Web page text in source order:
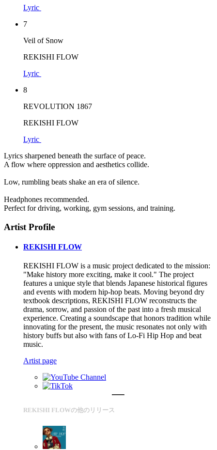
Lyric
7
Veil of Snow
REKISHI FLOW
Lyric
8
REVOLUTION 1867
REKISHI FLOW
Lyric
Lyrics sharpened beneath the surface of peace.
A flow where oppression and aesthetics collide.
Low, rumbling beats shake an era of silence.
Headphones recommended.
Perfect for driving, working, gym sessions, and training.
Artist Profile
REKISHI FLOW
REKISHI FLOW is a music project dedicated to the mission:
"Make history more exciting, make it cool." The project
features a unique style that blends Japanese historical figures
and events with modern hip-hop beats. Moving beyond dry
textbook descriptions, REKISHI FLOW reconstructs the
drama, sorrow, and passion of the past into a fresh musical
experience. Creating a soundscape that honors tradition while
innovating for the present, the music resonates not only with
history buffs but also with fans of Lo-Fi Hip Hop and beat
music.
Artist page
REKISHI FLOWの他のリリース